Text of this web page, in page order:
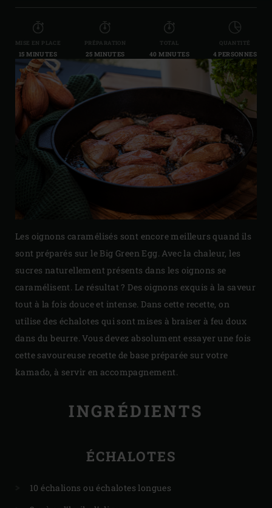
MISE EN PLACE
15 MINUTES
PRÉPARATION
25 MINUTES
TOTAL
40 MINUTES
QUANTITÉ
4 PERSONNES
Les oignons caramélisés sont encore meilleurs quand ils
sont préparés sur le Big Green Egg. Avec la chaleur, les
sucres naturellement présents dans les oignons se
caramélisent. Le résultat ? Des oignons exquis à la saveur
tout à la fois douce et intense. Dans cette recette, on
utilise des échalotes qui sont mises à braiser à feu doux
dans du beurre. Vous devez absolument essayer une fois
cette savoureuse recette de base préparée sur votre
kamado, à servir en accompagnement.
INGRÉDIENTS
ÉCHALOTES
10 échalions ou échalotes longues